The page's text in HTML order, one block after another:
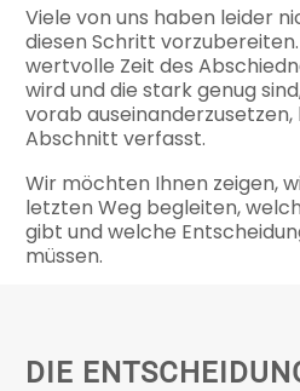
Viele von uns haben leider
diesen Schritt
wertvolle Zeit des
wird und die stark genug
vorab auseinanderzusetzen,
Abschnitt verfasst.
Wir möchten Ihnen zeigen,
letzten Weg begleiten,
gibt und welche
müssen.
DIE